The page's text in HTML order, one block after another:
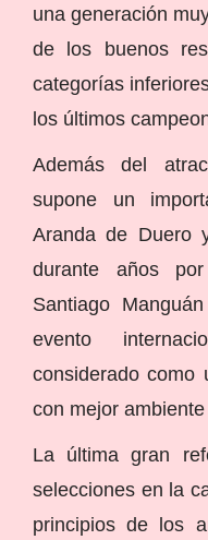
una generación
de los buenos
categorías
los últimos
Además del
supone un
Aranda de Duero
durante años
Santiago
evento
considerado como
con mejor
La última gran
selecciones en la
principios de los